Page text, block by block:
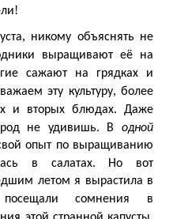
!
, никому объяснять не
выращивают её
на
сажают на грядках
и
эту культуру,более
и вторых блюдах. Даже
не удивишь. В
одной
опыт по выращиванию
в салатах. Но
вот
летом я вырастила в
посещали сомнения
в
.